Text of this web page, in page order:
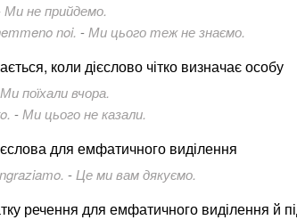
Ми не прийдемо.
noi. -Ми цього теж не знаємо.
коли дієслово чітко визначає особу
Ми поїхали вчора.
-Ми цього не казали.
для емфатичного виділення
-Це ми вам дякуємо.
речення для емфатичного виділення й